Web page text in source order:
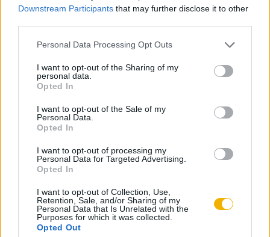
Downstream Participants that may further disclose it to other
Please note that this website/app uses one or more Google
not limited to your visit or usage behaviour. You may click to
grant or deny consent to Google and its third-party tags to
use your data for below specified purposes in below Google
consent section.
Personal Data Processing Opt Outs
I want to opt-out of the Sharing of my
personal data.
Opted In
I want to opt-out of the Sale of my
Personal Data.
Opted In
I want to opt-out of processing my
Personal Data for Targeted Advertising.
Opted In
I want to opt-out of Collection, Use,
Retention, Sale, and/or Sharing of my
Personal Data that Is Unrelated with the
Purposes for which it was collected.
Opted Out
mára lassan kihullik a felejtés nagy lyukú rostáján.
Próbálja ki a Rubicon Online-t
mindössze 200 Ft-ért
cikket, hirdetések nélkül!
minden történelmi tartalmunkhoz:
A legújabb Rubicon-lapszámok
Több mint 370 korábbi lapszámunk